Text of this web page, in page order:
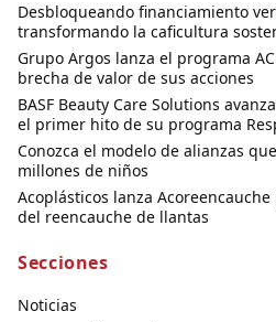
Desbloqueando financiamiento
transformando la caficultura
Grupo Argos lanza el programa
brecha de valor de sus acciones
BASF Beauty Care Solutions
el primer hito de su programa
Conozca el modelo de alianzas
millones de niños
Acoplásticos lanza
del reencauche de llantas
Secciones
Noticias